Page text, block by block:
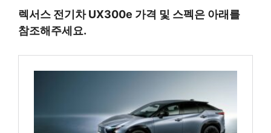
렉서스 전기차 UX300e 가격 및 스펙은 아래를
참조해주세요.